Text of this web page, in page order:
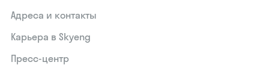
Адреса и контакты
Карьера в Skyeng
Пресс-центр